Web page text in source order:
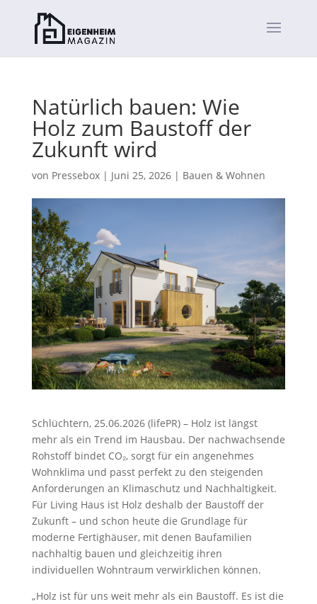
Natürlich bauen: Wie
Holz zum Baustoff der
Zukunft wird
von Pressebox| Juni 25, 2026| Bauen & Wohnen
Schlüchtern, 25.06.2026 (lifePR) – Holz ist längst
mehr als ein Trend im Hausbau. Der nachwachsende
Rohstoff bindet CO₂, sorgt für ein angenehmes
Wohnklima und passt perfekt zu den steigenden
Anforderungen an Klimaschutz und Nachhaltigkeit.
Für Living Haus ist Holz deshalb der Baustoff der
Zukunft – und schon heute die Grundlage für
moderne Fertighäuser, mit denen Baufamilien
nachhaltig bauen und gleichzeitig ihren
individuellen Wohntraum verwirklichen können.
„Holz ist für uns weit mehr als ein Baustoff. Es ist die